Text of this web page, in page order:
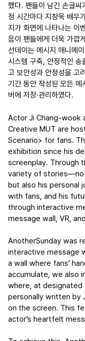
했다. 팬들이 남긴 손글씨
정 시간마다 지창욱 배우
지가 화면에 나타나는 이
음이 팬들에게 더욱 가깝
선데이는 메시지 애니메
시스템 구축, 안정적인 송
고 보안성과 안정성을 고
기간 동안 작성된 모든 메
버에 저장·관리하였다.
Actor Ji Chang-wook
Creative MUT are
Scenario> for fans.
exhibition since his
screenplay. Through
variety of stories—not
but also his personal
with fans, and his
through interactive
message wall, VR,
AnotherSunday was
interactive message
a wall where fans’
accumulate, we also
where, at
personally written by
on the screen. This
actor’s heartfelt